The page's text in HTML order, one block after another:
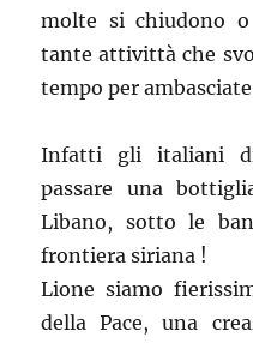
molte si chiudono
tante attivittà che
tempo per ambasciate
Infatti gli italiani
passare una
Libano, sotto le
frontiera siriana !
Lione siamo
della Pace, una